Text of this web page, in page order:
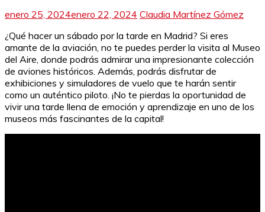
enero 25, 2024enero 22, 2024 Claudia Martínez Gómez
¿Qué hacer un sábado por la tarde en Madrid? Si eres
amante de la aviación, no te puedes perder la visita al Museo
del Aire, donde podrás admirar una impresionante colección
de aviones históricos. Además, podrás disfrutar de
exhibiciones y simuladores de vuelo que te harán sentir
como un auténtico piloto. ¡No te pierdas la oportunidad de
vivir una tarde llena de emoción y aprendizaje en uno de los
museos más fascinantes de la capital!